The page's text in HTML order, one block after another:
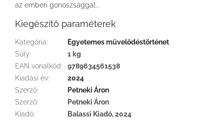
az emberi gonoszsággal...
Kiegészítő paraméterek
Kategória:
Egyetemes művelődéstörténet
Súly:
1 kg
EAN vonalkód:
9789634561538
Kiadási év:
2024
Szerző:
Petneki Áron
Szerző:
Petneki Áron
Kiadó:
Balassi Kiadó, 2024